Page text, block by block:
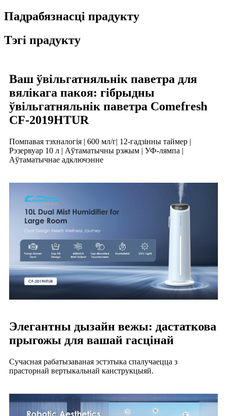
Падрабязнасці прадукту
Тэгі прадукту
Ваш ўвільгатняльнік паветра для
вялікага пакоя: гібрыдны
ўвільгатняльнік паветра Comefresh
CF-2019HTUR
Помпавая тэхналогія | 600 мл/г| 12-гадзінны таймер |
Рэзервуар 10 л | Аўтаматычны рэжым | УФ-лямпа |
Аўтаматычнае адключэнне
Элегантны дызайн вежы: дастаткова
прыгожы для вашай гасцінай
Сучасная рабатызаваная эстэтыка спалучаецца з
прасторнай вертыкальнай канструкцыяй.